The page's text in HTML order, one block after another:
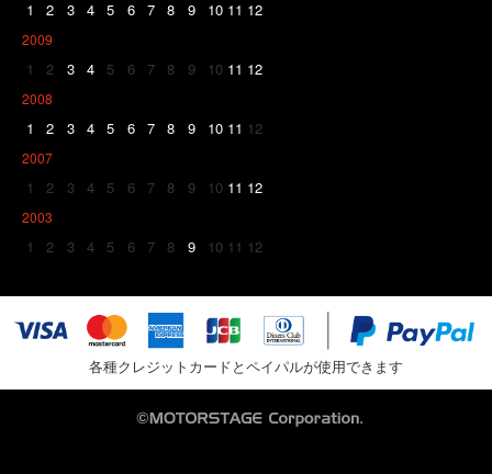
1 2 3 4 5 6 7 8 9 10 11 12
2009
1 2 3 4 5 6 7 8 9 10 11 12
2008
1 2 3 4 5 6 7 8 9 10 11 12
2007
1 2 3 4 5 6 7 8 9 10 11 12
2003
1 2 3 4 5 6 7 8 9 10 11 12
各種クレジットカードとペイパルが使用できます